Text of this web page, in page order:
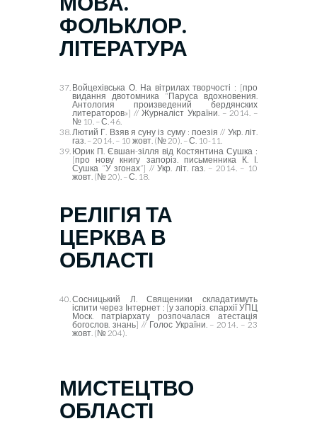
ФОЛЬКЛОР.
ЛІТЕРАТУРА
Войцехівська О. На вітрилах творчості : [про
видання двотомника “Паруса вдохновения.
Антология произведений бердянских
литераторов»] //Журналіст України. – 2014. –
№ 10. – С. 46.
Лютий Г. Взяв я суну із суму : поезія // Укр. літ.
газ. – 2014. – 10 жовт. (№ 20). – С. 10-11.
Юрик П. Євшан-зілля від Костянтина Сушка :
[про нову книгу запоріз. письменника К. І.
Сушка “У згонах”] // Укр. літ. газ. – 2014. – 10
жовт. (№ 20). – С. 18.
РЕЛІГІЯ ТА
ЦЕРКВА В
ОБЛАСТІ
Сосницький Л. Священики складатимуть
іспити через Інтернет : [у запоріз. єпархії УПЦ
Моск. патріархату розпочалася атестація
богослов. знань] // Голос України. – 2014. – 23
жовт. (№ 204).
МИСТЕЦТВО
ОБЛАСТІ